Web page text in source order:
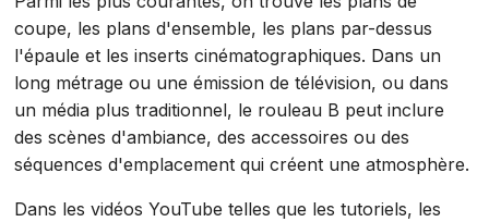
coupe, les plans d'ensemble, les plans par-dessus
l'épaule et les inserts cinématographiques. Dans un
long métrage ou une émission de télévision, ou dans
un média plus traditionnel, le rouleau B peut inclure
des scènes d'ambiance, des accessoires ou des
séquences d'emplacement qui créent une atmosphère.
Dans les vidéos YouTube telles que les tutoriels, les